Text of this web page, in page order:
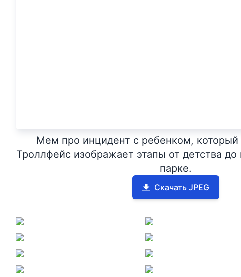
Мем про инцидент с ребенком, который
Троллфейс изображает этапы от детства до
парке.
Скачать JPEG